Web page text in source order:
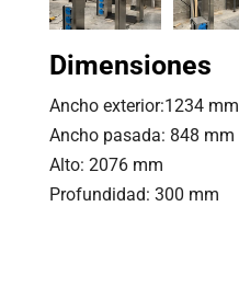
Dimensiones
Ancho exterior:1234 mm
Ancho pasada: 848 mm
Alto: 2076 mm
Profundidad: 300 mm